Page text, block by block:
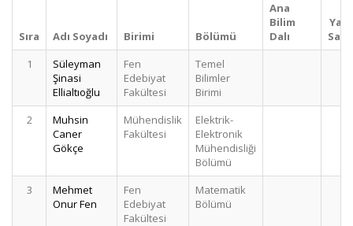
Sıra Adı Soyadı Birimi Bölümü
Ana
Bilim
Dalı
1
Süleyman
Şinasi
Ellialtıoğlu
Fen
Edebiyat
Fakültesi
Temel
Bilimler
Birimi
2
Muhsin
Caner
Gökçe
Mühendislik
Fakültesi
Elektrik-
Elektronik
Mühendisliği
Bölümü
3
Mehmet
Onur Fen
Fen
Edebiyat
Fakültesi
Matematik
Bölümü